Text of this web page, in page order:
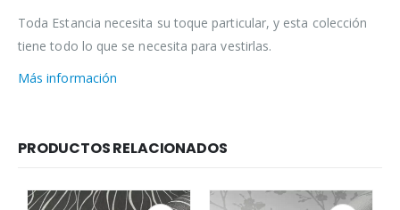
Toda Estancia necesita su toque particular, y esta colección
tiene todo lo que se necesita para vestirlas.
Más información
PRODUCTOS RELACIONADOS